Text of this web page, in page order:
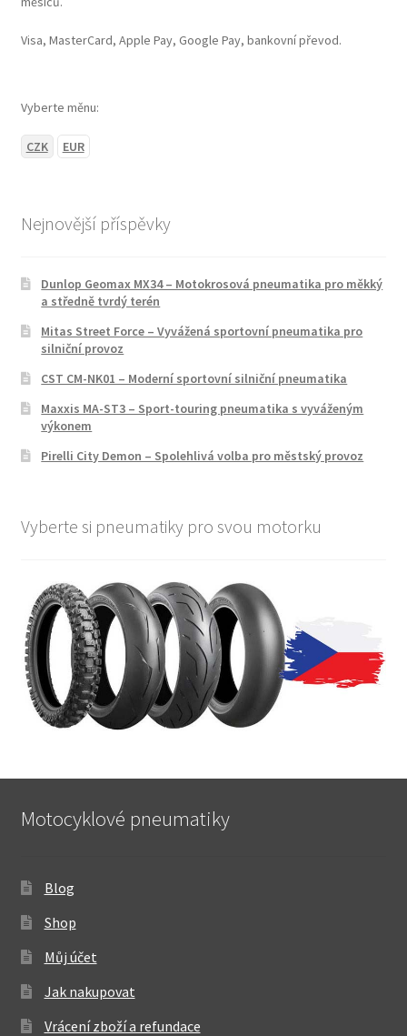
Visa, MasterCard, Apple Pay, Google Pay, bankovní převod.
Vyberte měnu:
CZK EUR
Nejnovější příspěvky
Dunlop Geomax MX34 – Motokrosová pneumatika pro měkký
a středně tvrdý terén
Mitas Street Force – Vyvážená sportovní pneumatika pro
silniční provoz
CST CM-NK01 – Moderní sportovní silniční pneumatika
Maxxis MA-ST3 – Sport-touring pneumatika s vyváženým
výkonem
Pirelli City Demon – Spolehlivá volba pro městský provoz
Vyberte si pneumatiky pro svou motorku
Motocyklové pneumatiky
Blog
Shop
Můj účet
Jak nakupovat
Vrácení zboží a refundace